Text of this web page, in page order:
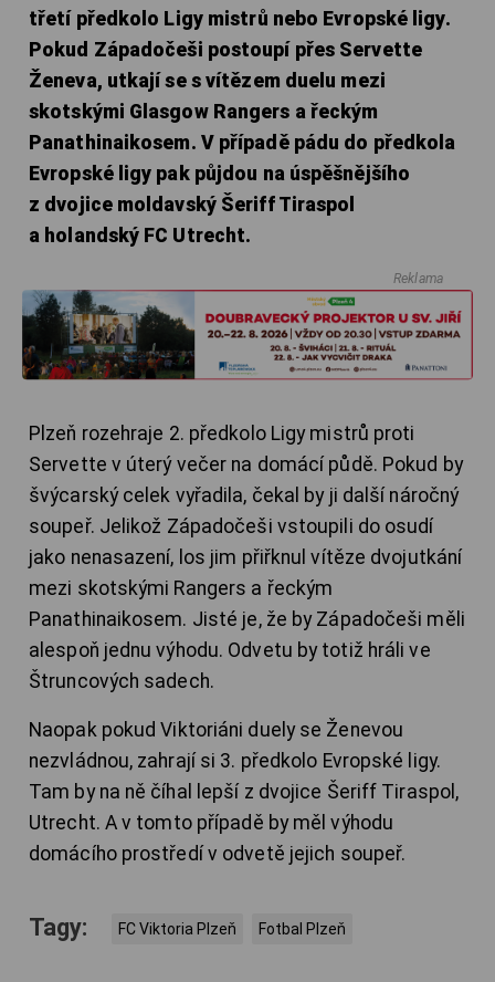
třetí předkolo Ligy mistrů nebo Evropské ligy.
Pokud Západočeši postoupí přes Servette
Ženeva, utkají se s vítězem duelu mezi
skotskými Glasgow Rangers a řeckým
Panathinaikosem. V případě pádu do předkola
Evropské ligy pak půjdou na úspěšnějšího
z dvojice moldavský Šeriff Tiraspol
a holandský FC Utrecht.
Reklama
Plzeň rozehraje 2. předkolo Ligy mistrů proti
Servette v úterý večer na domácí půdě. Pokud by
švýcarský celek vyřadila, čekal by ji další náročný
soupeř. Jelikož Západočeši vstoupili do osudí
jako nenasazení, los jim přiřknul vítěze dvojutkání
mezi skotskými Rangers a řeckým
Panathinaikosem. Jisté je, že by Západočeši měli
alespoň jednu výhodu. Odvetu by totiž hráli ve
Štruncových sadech.
Naopak pokud Viktoriáni duely se Ženevou
nezvládnou, zahrají si 3. předkolo Evropské ligy.
Tam by na ně číhal lepší z dvojice Šeriff Tiraspol,
Utrecht. A v tomto případě by měl výhodu
domácího prostředí v odvetě jejich soupeř.
Tagy: FC Viktoria Plzeň Fotbal Plzeň